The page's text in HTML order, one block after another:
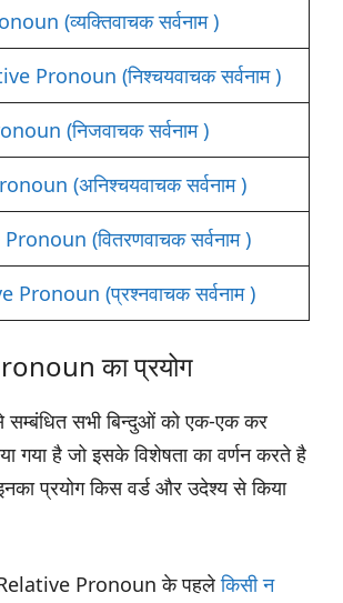
(व्यक्तिवाचक सर्वनाम )
Pronoun (निश्चयवाचक सर्वनाम )
(निजवाचक सर्वनाम )
(अनिश्चयवाचक सर्वनाम )
(वितरणवाचक सर्वनाम )
(प्रश्नवाचक सर्वनाम )
का प्रयोग
सम्बंधित सभी बिन्दुओं को एक-एक कर
गया है जो इसके विशेषता का वर्णन करते है
प्रयोग किस वर्ड और उदेश्य से किया
Relative Pronoun के पहलेकिसी न